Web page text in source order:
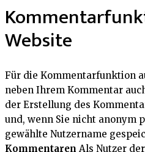
Website
Für die Kommentarfunktion
neben Ihrem Kommentar
der Erstellung des
und, wenn Sie nicht anonym
gewählte Nutzername
Kommentaren Als Nutzer